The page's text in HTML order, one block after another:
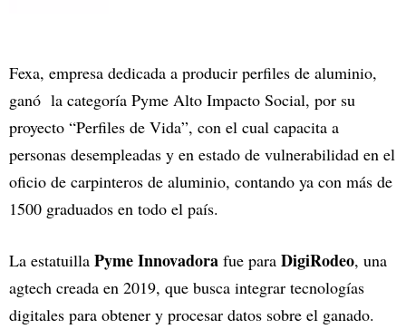
Fexa, empresa dedicada a producir perfiles de aluminio,
ganó la categoría Pyme Alto Impacto Social, por su
proyecto “Perfiles de Vida”, con el cual capacita a
personas desempleadas y en estado de vulnerabilidad en el
oficio de carpinteros de aluminio, contando ya con más de
1500 graduados en todo el país.
La estatuilla Pyme Innovadora fue para DigiRodeo, una
agtech creada en 2019, que busca integrar tecnologías
digitales para obtener y procesar datos sobre el ganado.